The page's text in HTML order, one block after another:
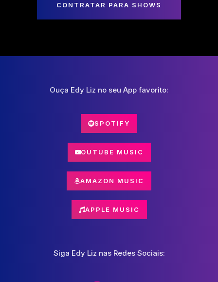
CONTRATAR PARA SHOWS
Ouça Edy Liz no seu App favorito:
SPOTIFY
YOUTUBE MUSIC
AMAZON MUSIC
APPLE MUSIC
Siga Edy Liz nas Redes Sociais: